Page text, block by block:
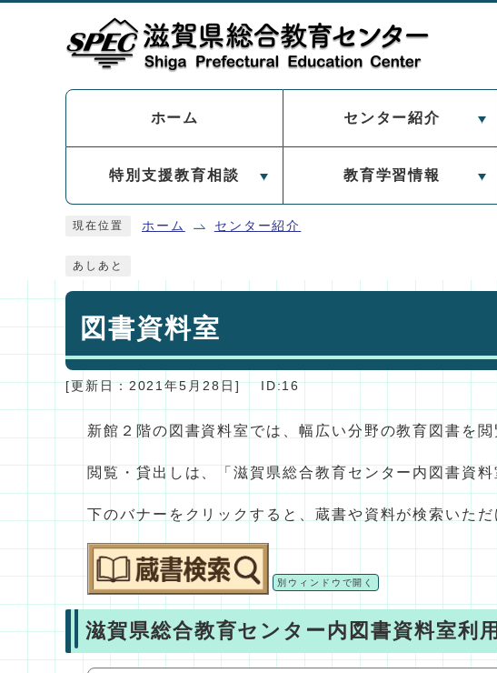
ホーム センター紹介
特別支援教育相談 教育学習情報
現在位置 ホーム センター紹介
あしあと
図書資料室
[更新日：2021年5月28日] ID:16
新館２階の図書資料室では、幅広い分野の教育図書を閲
閲覧・貸出しは、「滋賀県総合教育センター内図書資
下のバナーをクリックすると、蔵書や資料が検索いただ
別ウィンドウで開く
滋賀県総合教育センター内図書資料室利